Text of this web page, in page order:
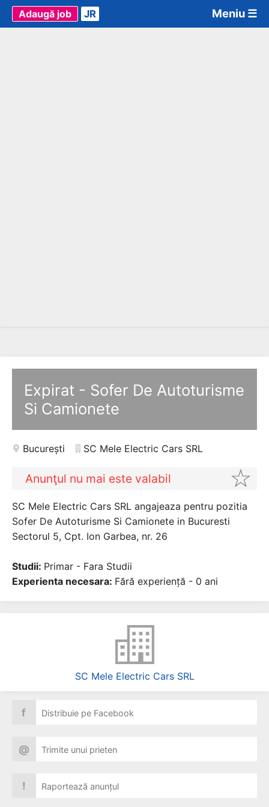
Meniu ☰
Adaugă job JR
Expirat - Sofer De Autoturisme
Si Camionete
București SC Mele Electric Cars SRL
Anunţul nu mai este valabil
SC Mele Electric Cars SRL angajeaza pentru pozitia
Sofer De Autoturisme Si Camionete in Bucuresti
Sectorul 5, Cpt. Ion Garbea, nr. 26
Studii: Primar - Fara Studii
Experienta necesara: Fără experiență - 0 ani
SC Mele Electric Cars SRL
f Distribuie pe Facebook
@ Trimite unui prieten
! Raportează anunțul